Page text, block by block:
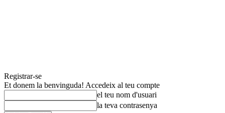
Registrar-se
Et donem la benvinguda! Accedeix al teu compte
el teu nom d'usuari
la teva contrasenya